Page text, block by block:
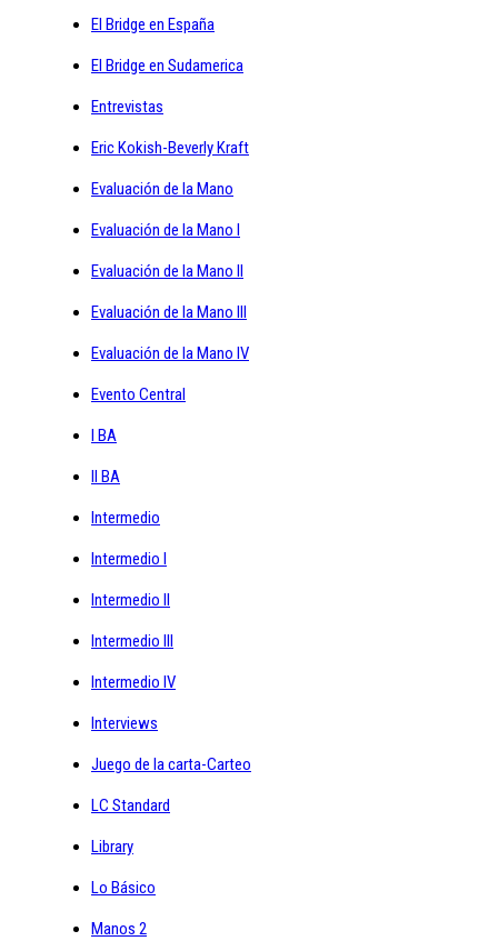
El Bridge en España
El Bridge en Sudamerica
Entrevistas
Eric Kokish-Beverly Kraft
Evaluación de la Mano
Evaluación de la Mano I
Evaluación de la Mano II
Evaluación de la Mano III
Evaluación de la Mano IV
Evento Central
I BA
II BA
Intermedio
Intermedio I
Intermedio II
Intermedio III
Intermedio IV
Interviews
Juego de la carta-Carteo
LC Standard
Library
Lo Básico
Manos 2